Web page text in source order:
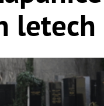
letech